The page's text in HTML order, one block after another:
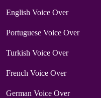
English Voice Over
Portuguese Voice Over
Turkish Voice Over
French Voice Over
German Voice Over